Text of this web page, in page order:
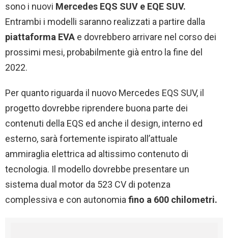
sono i nuovi Mercedes EQS SUV e EQE SUV.
Entrambi i modelli saranno realizzati a partire dalla
piattaforma EVA e dovrebbero arrivare nel corso dei
prossimi mesi, probabilmente già entro la fine del
2022.
Per quanto riguarda il nuovo Mercedes EQS SUV, il
progetto dovrebbe riprendere buona parte dei
contenuti della EQS ed anche il design, interno ed
esterno, sarà fortemente ispirato all’attuale
ammiraglia elettrica ad altissimo contenuto di
tecnologia. Il modello dovrebbe presentare un
sistema dual motor da 523 CV di potenza
complessiva e con autonomia fino a 600 chilometri.